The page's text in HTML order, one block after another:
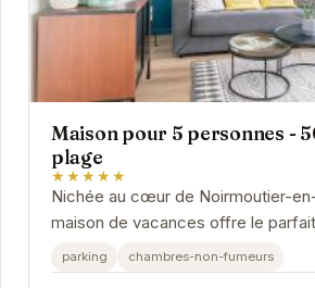
Maison pour 5 personnes -
plage
★★★★★
Nichée au cœur de Noirmoutier-
maison de vacances offre le
confort moderne et charme
parking chambres-non-fumeurs